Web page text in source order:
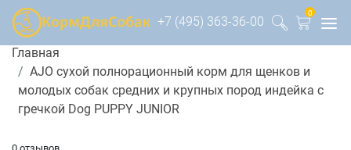
+7 (495) 363-36-00
0
Главная
AJO сухой полнорационный корм для щенков и
молодых собак средних и крупных пород индейка с
гречкой Dog PUPPY JUNIOR